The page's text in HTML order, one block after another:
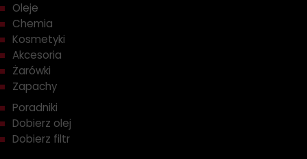
Oleje
Chemia
Kosmetyki
Akcesoria
Żarówki
Zapachy
Poradniki
Dobierz olej
Dobierz filtr